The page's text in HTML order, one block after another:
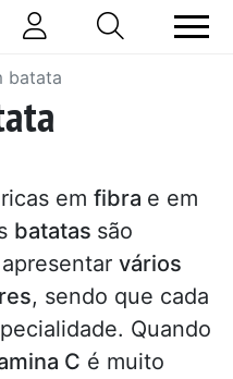
batata
em fibra e em
batatas são
vários
, sendo que cada
Quando
C é muito